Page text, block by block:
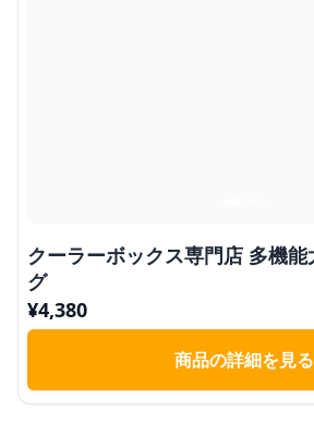
クーラーボックス専門店 多機能大容量保冷バッ
グ
¥4,380
商品の詳細を見る